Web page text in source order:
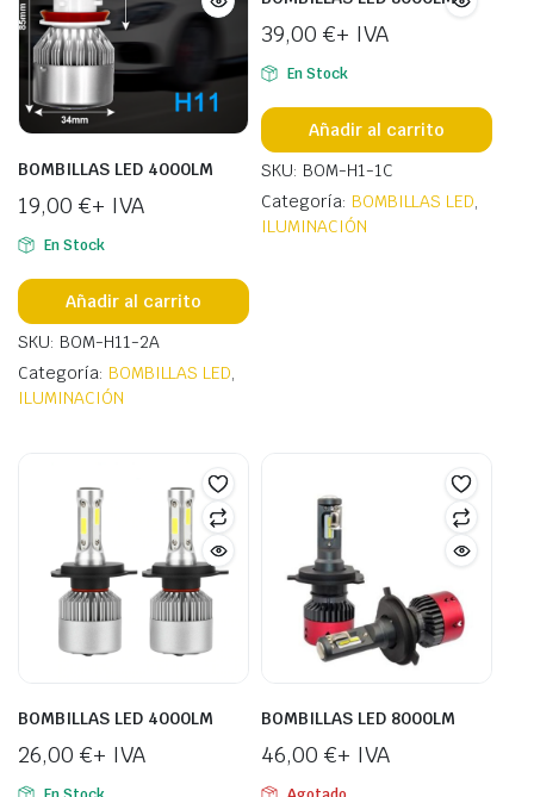
BOMBILLAS LED 4000LM
19,00 €+ IVA
En Stock
Añadir al carrito
SKU: BOM-H11-2A
Categoría: BOMBILLAS LED,
ILUMINACIÓN
39,00 €+ IVA
En Stock
Añadir al carrito
SKU: BOM-H1-1C
Categoría: BOMBILLAS LED,
ILUMINACIÓN
BOMBILLAS LED 4000LM
26,00 €+ IVA
BOMBILLAS LED 8000LM
46,00 €+ IVA